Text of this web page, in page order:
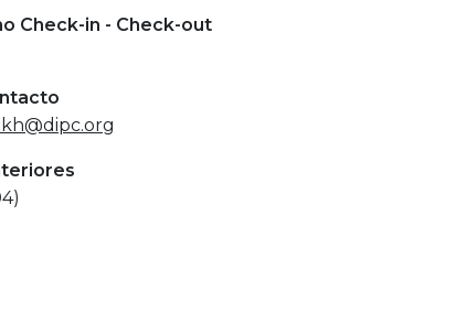
Check-in - Check-out